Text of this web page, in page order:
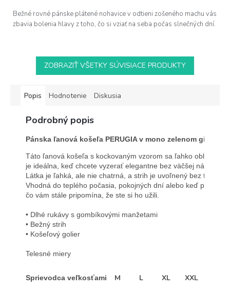
Bežné rovné pánske plátené nohavice v odtieni zošeného machu vás
zbavia bolenia hlavy z toho, čo si vziať na seba počas slnečných dní.
ZOBRAZIŤ VŠETKY SÚVISIACE PRODUKTY
Popis Hodnotenie Diskusia
Podrobný popis
Pánska ľanová košeľa PERUGIA v mono zelenom
Táto ľanová košeľa s kockovaným vzorom sa ľahko oblieka a
je ideálna, keď chcete vyzerať elegantne bez väčšej námahy.
Látka je ľahká, ale nie chatrná, a strih je uvoľnený bez toho,
Vhodná do teplého počasia, pokojných dní alebo keď
čo vám stále pripomína, že ste si ho užili.
• Dlhé rukávy s gombíkovými manžetami
• Bežný strih
• Košeľový golier
Telesné miery
Sprievodca veľkosťami M L XL XXL